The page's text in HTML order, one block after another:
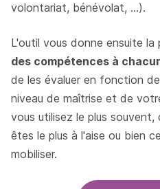
volontariat, bénévolat, …).
L'outil vous donne ensuite la
des compétences à
de les évaluer en fonction
niveau de maîtrise et de
vous utilisez le plus souvent,
êtes le plus à l'aise ou bien
mobiliser.